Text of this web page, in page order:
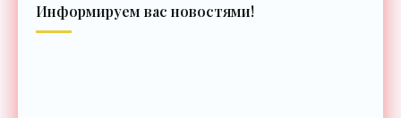
Информируем вас новостями!